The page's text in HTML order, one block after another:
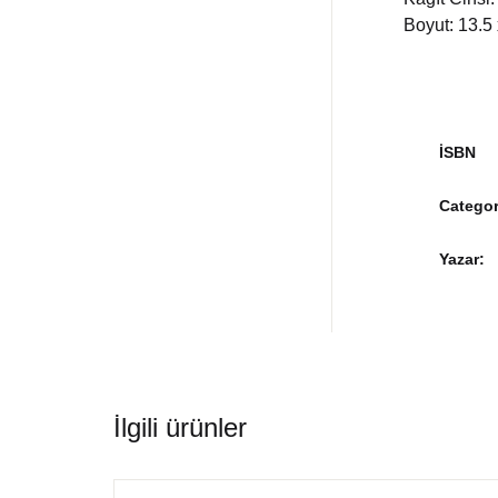
Boyut: 13.5
İSBN
Yazar
İlgili ürünler